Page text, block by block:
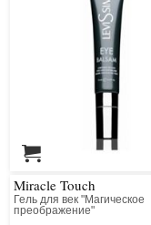
Miracle Touch
Гель для век "Магическое
преображение"